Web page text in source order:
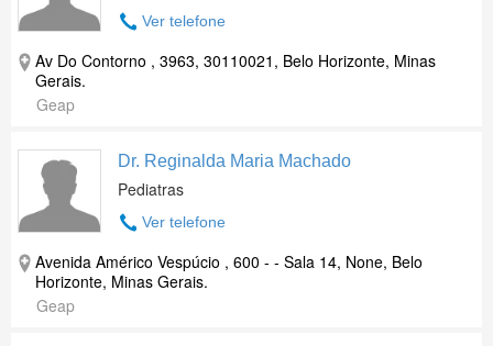
Ver telefone
Av Do Contorno , 3963, 30110021, Belo Horizonte, Minas
Gerais.
Geap
Dr. Reginalda Maria Machado
Pediatras
Ver telefone
Avenida Américo Vespúcio , 600 - - Sala 14, None, Belo
Horizonte, Minas Gerais.
Geap